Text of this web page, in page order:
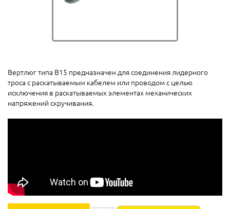
Вертлюг типа В15 предназначен для соединения лидерного
троса с раскатываемым кабелем или проводом с целью
исключения в раскатываемых элементах механических
напряжений скручивания.